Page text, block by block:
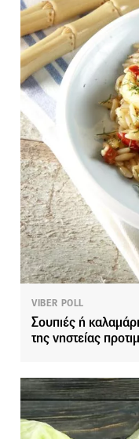
VIBER POLL
Σουπιές ή
της νηστείας